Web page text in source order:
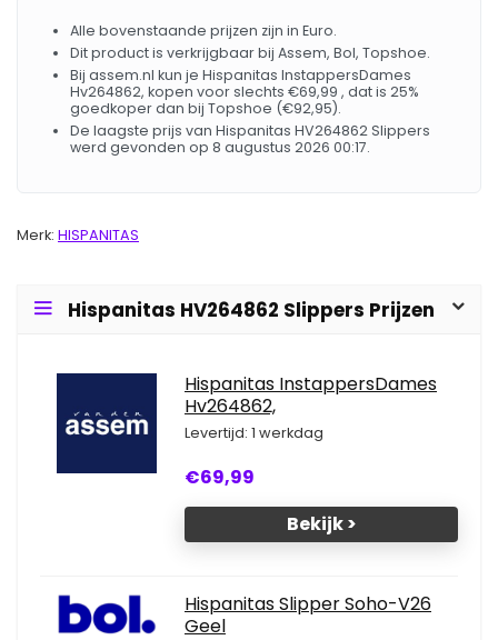
Alle bovenstaande prijzen zijn in Euro.
Dit product is verkrijgbaar bij Assem, Bol, Topshoe.
Bij assem.nl kun je Hispanitas InstappersDames
Hv264862, kopen voor slechts €69,99 , dat is 25%
goedkoper dan bij Topshoe (€92,95).
De laagste prijs van Hispanitas HV264862 Slippers
werd gevonden op 8 augustus 2026 00:17.
Merk: HISPANITAS
Hispanitas HV264862 Slippers Prijzen
Hispanitas InstappersDames
Hv264862,
Levertijd: 1 werkdag
€69,99
Bekijk >
Hispanitas Slipper Soho-V26
Geel